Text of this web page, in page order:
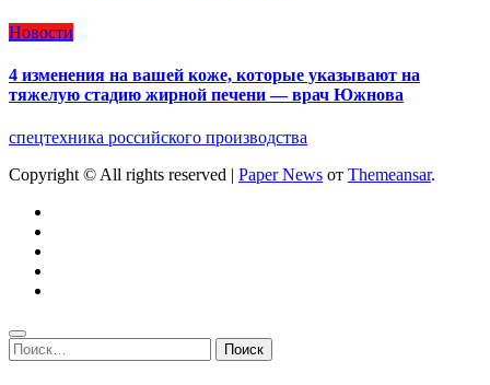
Новости
4 изменения на вашей коже, которые указывают на
тяжелую стадию жирной печени — врач Южнова
спецтехника российского производства
Copyright © All rights reserved | Paper News от Themeansar.
Найти: